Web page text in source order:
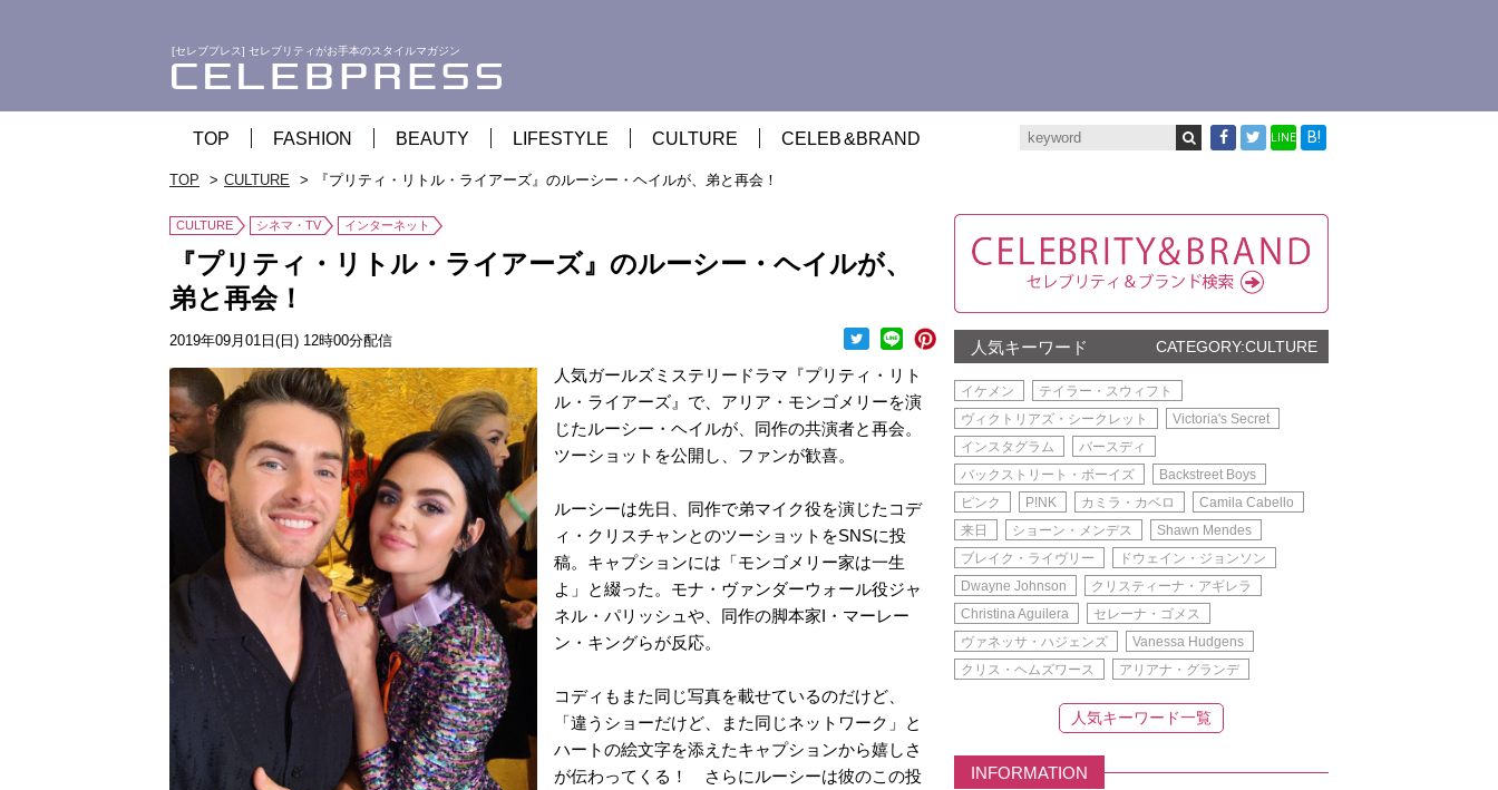
[セレブプレス] セレブリティがお手本のスタイルマガジン
TOP FASHION BEAUTY LIFESTYLE CULTURE CELEB&BRAND LINE B!
TOP CULTURE 『プリティ・リトル・ライアーズ』のルーシー・ヘイルが、弟と再会！
CULTURE シネマ・TV インターネット
『プリティ・リトル・ライアーズ』のルーシー・ヘイルが、
弟と再会！
2019年09月01日(日) 12時00分配信
人気ガールズミステリードラマ『プリティ・リト
ル・ライアーズ』で、アリア・モンゴメリーを演
じたルーシー・ヘイルが、同作の共演者と再会。
ツーショットを公開し、ファンが歓喜。
ルーシーは先日、同作で弟マイク役を演じたコデ
ィ・クリスチャンとのツーショットをSNSに投
稿。キャプションには「モンゴメリー家は一生
よ」と綴った。モナ・ヴァンダーウォール役ジャ
ネル・パリッシュや、同作の脚本家I・マーレー
ン・キングらが反応。
コディもまた同じ写真を載せているのだけど、
「違うショーだけど、また同じネットワーク」と
ハートの絵文字を添えたキャプションから嬉しさ
が伝わってくる！ さらにルーシーは彼のこの投
人気キーワード CATEGORY:CULTURE
イケメン
テイラー・スウィフト
ヴィクトリアズ・シークレット
Victoria's Secret
インスタグラム
バースディ
バックストリート・ボーイズ
Backstreet Boys
ピンク
P!NK カミラ・カベロ
Camila Cabello
来日
ショーン・メンデス
Shawn Mendes
ブレイク・ライヴリー
ドウェイン・ジョンソン
Dwayne Johnson
クリスティーナ・アギレラ
Christina Aguilera
セレーナ・ゴメス
ヴァネッサ・ハジェンズ
Vanessa Hudgens
クリス・ヘムズワース
アリアナ・グランデ
人気キーワード一覧
INFORMATION